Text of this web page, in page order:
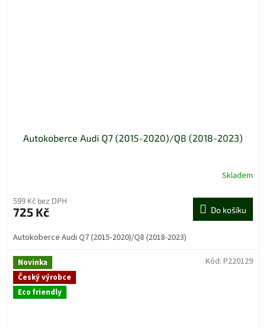
Autokoberce Audi Q7 (2015-2020)/Q8 (2018-2023)
Skladem
599 Kč bez DPH
725 Kč Do košíku
Autokoberce Audi Q7 (2015-2020)/Q8 (2018-2023)
Novinka
Český výrobce
Eco friendly
Kód: P220129